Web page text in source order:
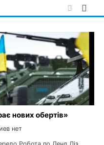
нових обертів»
нет